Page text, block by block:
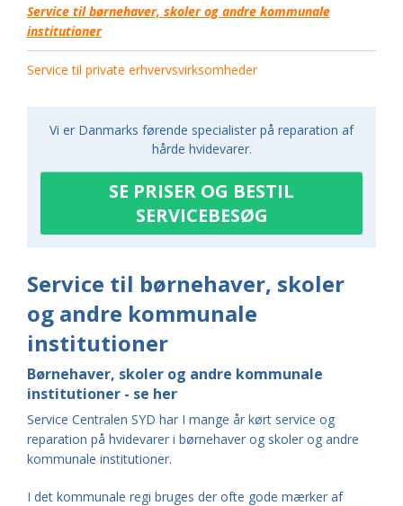
Service til børnehaver, skoler og andre kommunale
institutioner
Service til private erhvervsvirksomheder
Vi er Danmarks førende specialister på reparation af
hårde hvidevarer.
SE PRISER OG BESTIL
SERVICEBESØG
Service til børnehaver, skoler
og andre kommunale
institutioner
Børnehaver, skoler og andre kommunale
institutioner - se her
Service Centralen SYD har I mange år kørt service og
reparation på hvidevarer i børnehaver og skoler og andre
kommunale institutioner.
I det kommunale regi bruges der ofte gode mærker af